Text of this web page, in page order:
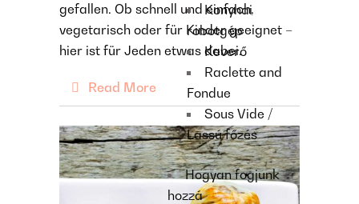
Konyhai
robotgép
Keverő
Raclette and
Fondue
Sous Vide /
Lassú főzés
Hogyan fogjunk
hozzá
gefallen. Ob schnell und einfach,
vegetarisch oder für Kinder geeignet –
hier ist für Jeden etwas dabei.
Read More